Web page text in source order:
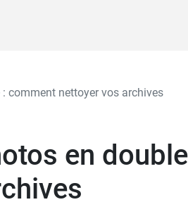
comment nettoyer vos archives
en